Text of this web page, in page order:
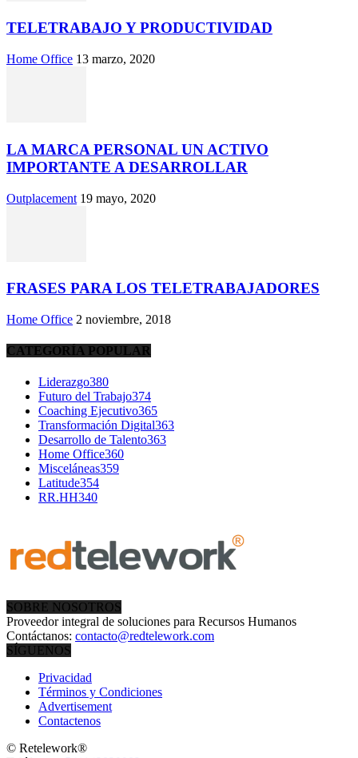
TELETRABAJO Y PRODUCTIVIDAD
Home Office 13 marzo, 2020
LA MARCA PERSONAL UN ACTIVO
IMPORTANTE A DESARROLLAR
Outplacement 19 mayo, 2020
FRASES PARA LOS TELETRABAJADORES
Home Office 2 noviembre, 2018
CATEGORÍA POPULAR
Liderazgo380
Futuro del Trabajo374
Coaching Ejecutivo365
Transformación Digital363
Desarrollo de Talento363
Home Office360
Misceláneas359
Latitude354
RR.HH340
SOBRE NOSOTROS
Proveedor integral de soluciones para Recursos Humanos
Contáctanos: contacto@redtelework.com
SÍGUENOS
Privacidad
Términos y Condiciones
Advertisement
Contactenos
© Retelework®